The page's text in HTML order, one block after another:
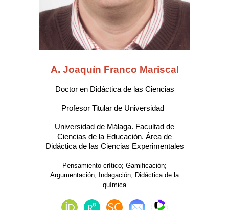
A. Joaquín Franco Mariscal
Doctor en Didáctica de las Ciencias
Profesor Titular de Universidad
Universidad de Málaga. Facultad de
Ciencias de la Educación. Área de
Didáctica de las Ciencias Experimentales
Pensamiento crítico; Gamificación;
Argumentación; Indagación; Didáctica de la
química